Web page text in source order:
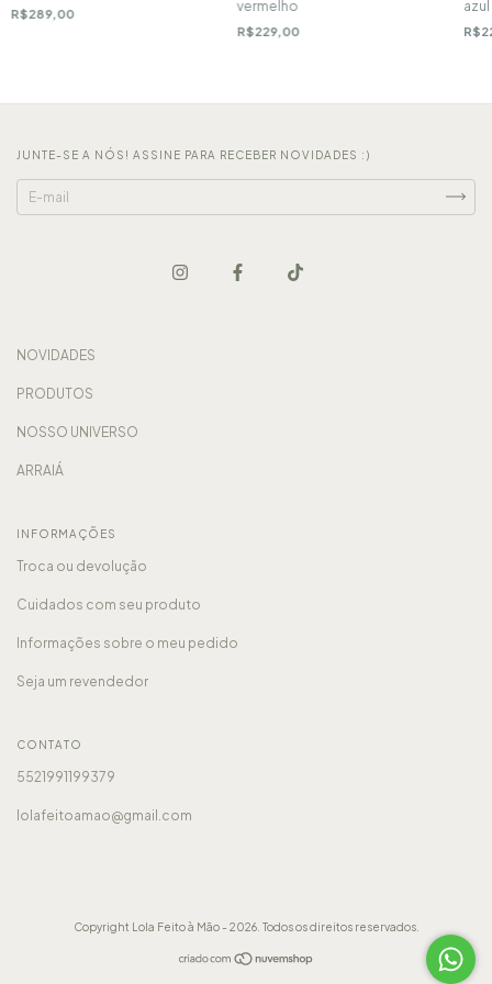
R$289,00
vermelho
R$229,00
azul
JUNTE-SE A NÓS! ASSINE PARA RECEBER NOVIDADES :)
NOVIDADES
PRODUTOS
NOSSO UNIVERSO
ARRAIÁ
INFORMAÇÕES
Troca ou devolução
Cuidados com seu produto
Informações sobre o meu pedido
Seja um revendedor
CONTATO
5521991199379
lolafeitoamao@gmail.com
Copyright Lola Feito à Mão - 2026. Todos os direitos reservados.